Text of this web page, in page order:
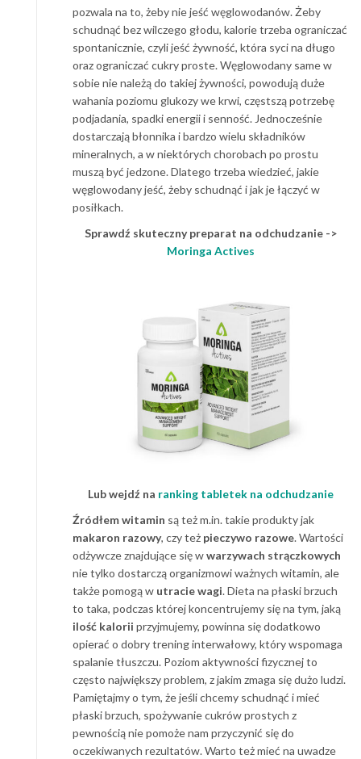
pozwala na to, żeby nie jeść węglowodanów. Żeby
schudnąć bez wilczego głodu, kalorie trzeba ograniczać
spontanicznie, czyli jeść żywność, która syci na długo
oraz ograniczać cukry proste. Węglowodany same w
sobie nie należą do takiej żywności, powodują duże
wahania poziomu glukozy we krwi, częstszą potrzebę
podjadania, spadki energii i senność. Jednocześnie
dostarczają błonnika i bardzo wielu składników
mineralnych, a w niektórych chorobach po prostu
muszą być jedzone. Dlatego trzeba wiedzieć, jakie
węglowodany jeść, żeby schudnąć i jak je łączyć w
posiłkach.
Sprawdź skuteczny preparat na odchudzanie ->
Moringa Actives
Lub wejdź na ranking tabletek na odchudzanie
Źródłem witamin są też m.in. takie produkty jak
makaron razowy, czy też pieczywo razowe. Wartości
odżywcze znajdujące się wwarzywach strączkowych
nie tylko dostarczą organizmowi ważnych witamin, ale
także pomogą w utracie wagi. Dieta na płaski brzuch
to taka, podczas której koncentrujemy się na tym, jaką
ilość kalorii przyjmujemy, powinna się dodatkowo
opierać o dobry trening interwałowy, który wspomaga
spalanie tłuszczu. Poziom aktywności fizycznej to
często największy problem, z jakim zmaga się dużo ludzi.
Pamiętajmy o tym, że jeśli chcemy schudnąć i mieć
płaski brzuch, spożywanie cukrów prostych z
pewnością nie pomoże nam przyczynić się do
oczekiwanych rezultatów. Warto też mieć na uwadze